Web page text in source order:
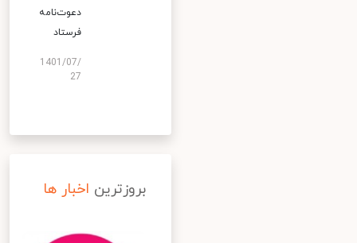
دعوت‌نامه
فرستاد
1401/07/
27
بروزترین اخبار ها